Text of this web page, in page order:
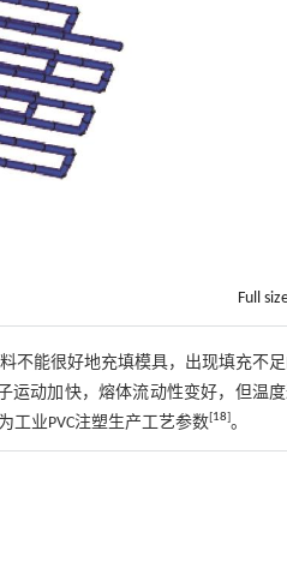
Full
不能很好地充填模具，出现填充不
运动加快，熔体流动性变好，但温
为工业PVC注塑生产工艺参数[18]。